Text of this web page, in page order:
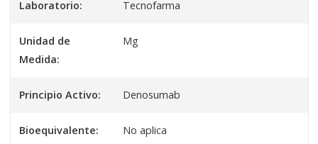
Laboratorio: Tecnofarma
Unidad de
Medida:
Mg
Principio Activo: Denosumab
Bioequivalente: No aplica